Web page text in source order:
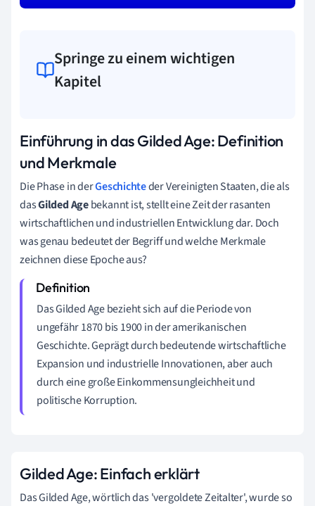
Springe zu einem wichtigen
Kapitel
Einführung in das Gilded Age: Definition
und Merkmale
Die Phase in derGeschichteder Vereinigten Staaten, die als
dasGilded Agebekannt ist, stellt eine Zeit der rasanten
wirtschaftlichen und industriellen Entwicklung dar. Doch
was genau bedeutet der Begriff und welche Merkmale
zeichnen diese Epoche aus?
Das Gilded Age bezieht sich auf die Periode von
ungefähr 1870 bis 1900 in der amerikanischen
Geschichte. Geprägt durch bedeutende wirtschaftliche
Expansion und industrielle Innovationen, aber auch
durch eine große Einkommensungleichheit und
politische Korruption.
Gilded Age: Einfach erklärt
Das Gilded Age, wörtlich das 'vergoldete Zeitalter', wurde so